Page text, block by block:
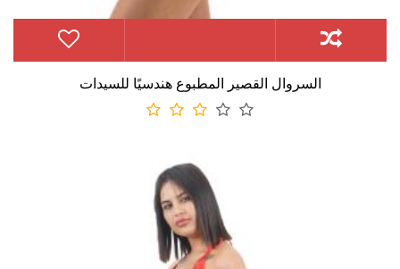
السروال القصير المطبوع هندسيًا للسيدات